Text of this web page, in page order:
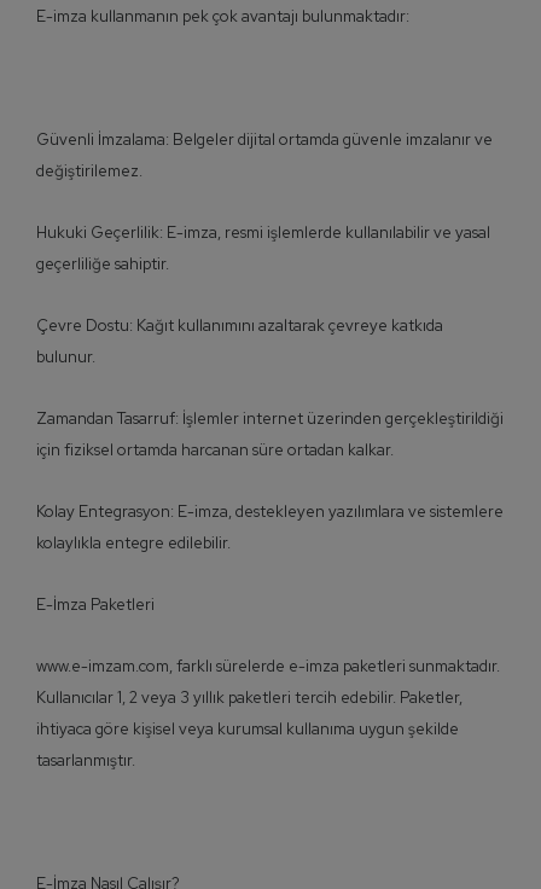
E-imza kullanmanın pek çok avantajı bulunmaktadır:
Güvenli İmzalama: Belgeler dijital ortamda güvenle imzalanır ve
değiştirilemez.
Hukuki Geçerlilik: E-imza, resmi işlemlerde kullanılabilir ve yasal
geçerliliğe sahiptir.
Çevre Dostu: Kağıt kullanımını azaltarak çevreye katkıda
bulunur.
Zamandan Tasarruf: İşlemler internet üzerinden gerçekleştirildiği
için fiziksel ortamda harcanan süre ortadan kalkar.
Kolay Entegrasyon: E-imza, destekleyen yazılımlara ve sistemlere
kolaylıkla entegre edilebilir.
E-İmza Paketleri
www.e-imzam.com, farklı sürelerde e-imza paketleri sunmaktadır.
Kullanıcılar 1, 2 veya 3 yıllık paketleri tercih edebilir. Paketler,
ihtiyaca göre kişisel veya kurumsal kullanıma uygun şekilde
tasarlanmıştır.
E-İmza Nasıl Çalışır?